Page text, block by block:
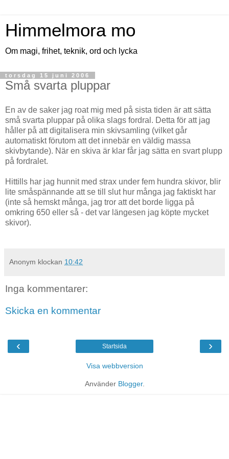
Himmelmora mo
Om magi, frihet, teknik, ord och lycka
torsdag 15 juni 2006
Små svarta pluppar
En av de saker jag roat mig med på sista tiden är att sätta
små svarta pluppar på olika slags fordral. Detta för att jag
håller på att digitalisera min skivsamling (vilket går
automatiskt förutom att det innebär en väldig massa
skivbytande). När en skiva är klar får jag sätta en svart plupp
på fordralet.
Hittills har jag hunnit med strax under fem hundra skivor, blir
lite småspännande att se till slut hur många jag faktiskt har
(inte så hemskt många, jag tror att det borde ligga på
omkring 650 eller så - det var längesen jag köpte mycket
skivor).
Anonym klockan 10:42
Inga kommentarer:
Skicka en kommentar
‹ ›
Startsida
Visa webbversion
Använder Blogger.